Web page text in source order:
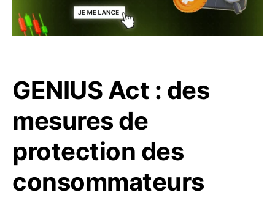
GENIUS Act : des
mesures de
protection des
consommateurs